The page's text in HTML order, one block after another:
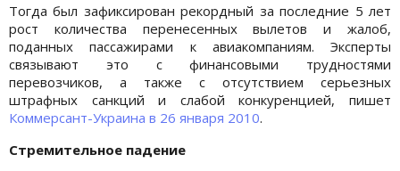
Тогда был зафиксирован рекордный за последние 5 лет
рост количества перенесенных вылетов и жалоб,
поданных пассажирами к авиакомпаниям. Эксперты
связывают это с финансовыми трудностями
перевозчиков, а также с отсутствием серьезных
штрафных санкций и слабой конкуренцией, пишет
Коммерсант-Украина в 26 января 2010.
Стремительное падение